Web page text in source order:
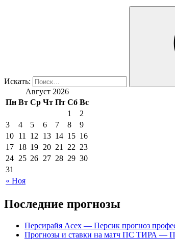
Искать:
Август 2026
Пн Вт Ср Чт Пт Сб Вс
« Ноя
1
2
3
4 5 6 7 8
9
10 11 12 13 14 15 16
17 18 19 20 21 22 23
24 25 26 27 28 29 30
31
Последние прогнозы
Персирайя Асех — Персик прогноз
Прогнозы и ставки на матч ПС ТИРА —